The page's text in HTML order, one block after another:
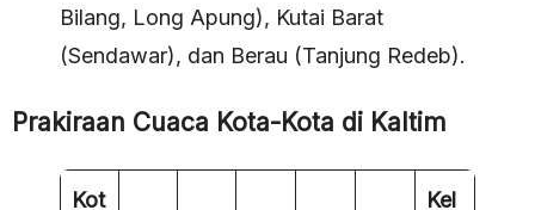
Bilang, Long Apung), Kutai Barat
(Sendawar), dan Berau (Tanjung Redeb).
Prakiraan Cuaca Kota-Kota di Kaltim
Kot
Kel